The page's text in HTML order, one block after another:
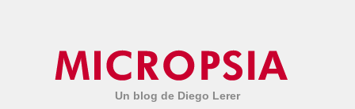
Un blog de Diego Lerer